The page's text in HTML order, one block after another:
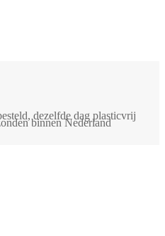
dezelfde dag plasticvrij
binnen Nederland